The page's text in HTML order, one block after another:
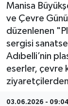
Manisa
ve Çevre
düzenlenen
sergisi
Adıbelli’nin
eserler, çevre
03.06.2026 -
Son
Haber